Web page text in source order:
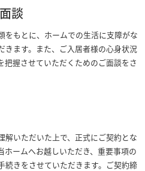
談
をもとに、ホームでの生活に支障がな
きます。また、ご入居者様の心身状況
把握させていただくためのご面談をさ
解いただいた上で、正式にご契約とな
ホームへお越しいただき、重要事項の
続きをさせていただきます。ご契約締